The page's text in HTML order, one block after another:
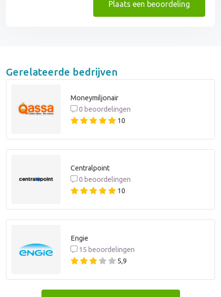
Plaats een beoordeling
Gerelateerde bedrijven
Moneymiljonair
0 beoordelingen
10
Centralpoint
0 beoordelingen
10
Engie
15 beoordelingen
5,9